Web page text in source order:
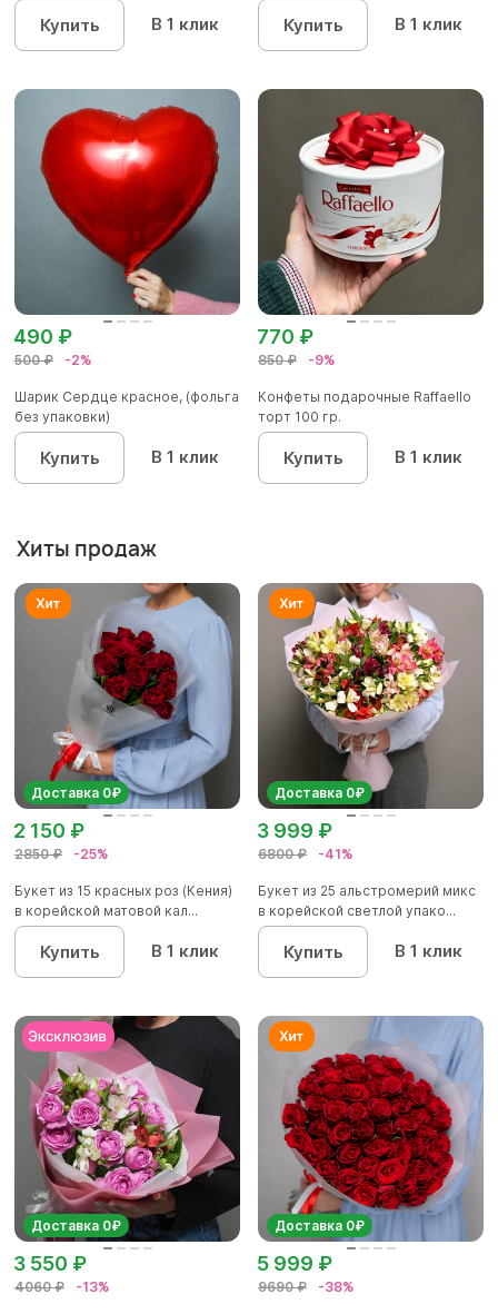
Купить В 1 клик Купить В 1 клик
500 ₽ -2%
490 ₽
Шарик Сердце красное, (фольга
без упаковки)
Купить В 1 клик
850 ₽ -9%
770 ₽
Конфеты подарочные Raffaello
торт 100 гр.
Купить В 1 клик
Хиты продаж
Доставка 0₽
2850 ₽ -25%
2 150 ₽
Букет из 15 красных роз (Кения)
в корейской матовой кал...
Купить В 1 клик
Доставка 0₽
6800 ₽ -41%
3 999 ₽
Букет из 25 альстромерий микс
в корейской светлой упако...
Купить В 1 клик
Доставка 0₽
4060 ₽ -13%
3 550 ₽
Доставка 0₽
9690 ₽ -38%
5 999 ₽